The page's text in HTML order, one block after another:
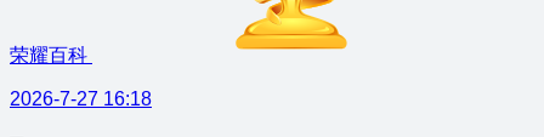
荣耀百科
2026-7-27 16:18